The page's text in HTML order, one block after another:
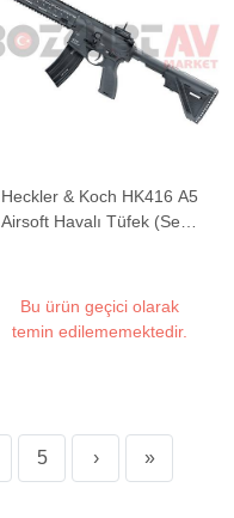
Heckler & Koch HK416 A5
Airsoft Havalı Tüfek (Semi
Bu ürün geçici olarak
temin edilememektedir.
5 › »